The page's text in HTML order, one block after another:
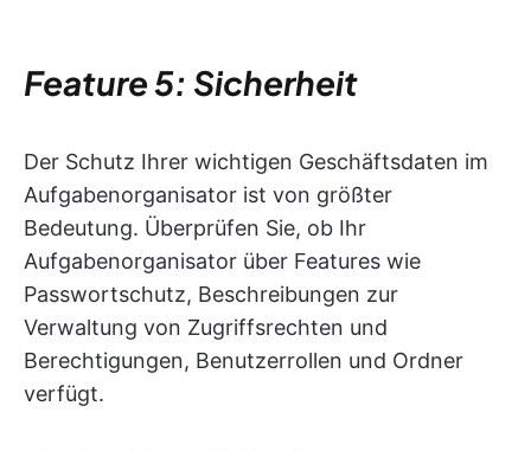
Feature 5: Sicherheit
Der Schutz Ihrer wichtigen Geschäftsdaten im
Aufgabenorganisator ist von größter
Bedeutung. Überprüfen Sie, ob Ihr
Aufgabenorganisator über Features wie
Passwortschutz, Beschreibungen zur
Verwaltung von Zugriffsrechten und
Berechtigungen, Benutzerrollen und Ordner
verfügt.